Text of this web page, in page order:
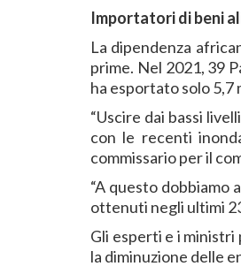
Importatori di beni
La dipendenza
prime. Nel 2021, 39
ha esportato solo
“Uscire dai bassi
con le recenti
commissario per il
“A questo
ottenuti negli ultimi
Gli esperti e i
la diminuzione delle